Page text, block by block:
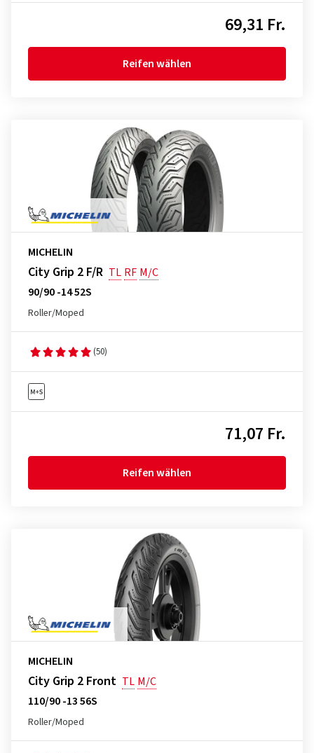
69,31 Fr.
Reifen wählen
MICHELIN
City Grip 2 F/R TL RF M/C
90/90 -14 52S
Roller/Moped
(50)
71,07 Fr.
Reifen wählen
MICHELIN
City Grip 2 Front TL M/C
110/90 -13 56S
Roller/Moped